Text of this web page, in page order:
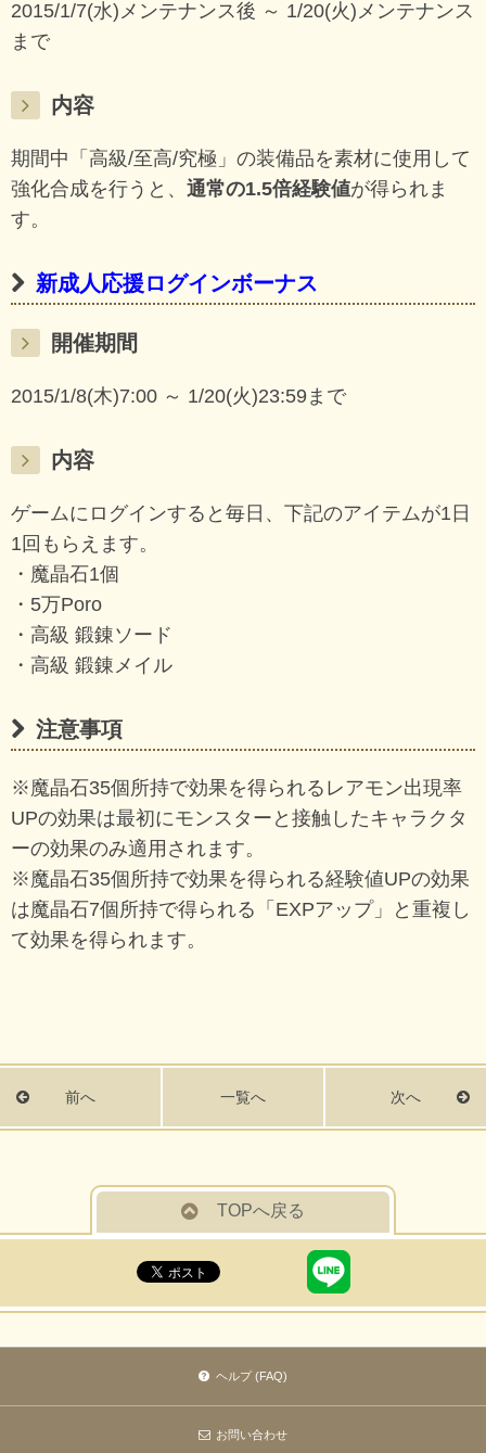
2015/1/7(水)メンテナンス後 ～ 1/20(火)メンテナンス
まで
内容
期間中「高級/至高/究極」の装備品を素材に使用して
強化合成を行うと、 通常の1.5倍経験値が得られま
す。
新成人応援ログインボーナス
開催期間
2015/1/8(木)7:00 ～ 1/20(火)23:59まで
内容
ゲームにログインすると毎日、下記のアイテムが1日
1回もらえます。
・魔晶石1個
・5万Poro
・高級 鍛錬ソード
・高級 鍛錬メイル
注意事項
※魔晶石35個所持で効果を得られるレアモン出現率
UPの効果は最初にモンスターと接触したキャラクタ
ーの効果のみ適用されます。
※魔晶石35個所持で効果を得られる経験値UPの効果
は魔晶石7個所持で得られる「EXPアップ」と重複し
て効果を得られます。
前へ 一覧へ 次へ
TOPへ戻る
ヘルプ (FAQ)
お問い合わせ